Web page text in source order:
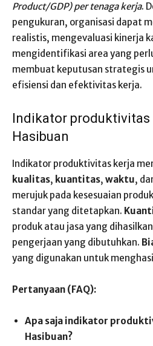
Product/GDP) per tenaga kerja.
pengukuran, organisasi dapat
realistis, mengevaluasi kinerja
mengidentifikasi area yang
membuat keputusan strategis
efisiensi dan efektivitas kerja.
Indikator produktivitas
Hasibuan
Indikator produktivitas kerja
kualitas, kuantitas, waktu,
merujuk pada kesesuaian
standar yang ditetapkan.
produk atau jasa yang
pengerjaan yang dibutuhkan.
yang digunakan untuk
Pertanyaan (FAQ):
Apa saja indikator
Hasibuan?